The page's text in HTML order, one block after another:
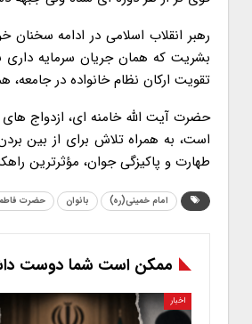
رهبر انقلاب اسلامی در ادامه
بشریت که همان جریان سرمایه داری
تقویت ارکان نظام خانواده در
حضرت آیت الله خامنه ای، ازدواج
است، به همراه تلاش برای از بین
طهارت و پاکیزگی جوان، مؤثرترین
امام خمینی(ره) بانوان حضرت
ممکن است شما دوست
اخبار